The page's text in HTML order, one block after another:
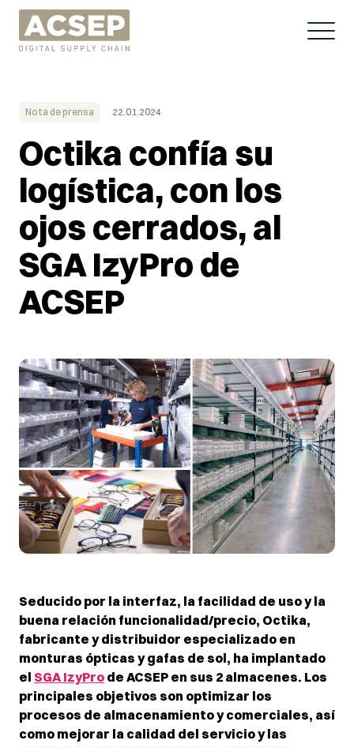
Nota de prensa 22.01.2024
Octika confía su
logística, con los
ojos cerrados, al
SGA IzyPro de
ACSEP
Seducido por la interfaz, la facilidad de uso y la
buena relación funcionalidad/precio, Octika,
fabricante y distribuidor especializado en
monturas ópticas y gafas de sol, ha implantado
el SGA IzyPro de ACSEP en sus 2 almacenes. Los
principales objetivos son optimizar los
procesos de almacenamiento y comerciales, así
como mejorar la calidad del servicio y las